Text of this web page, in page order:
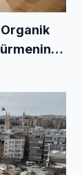
Organik